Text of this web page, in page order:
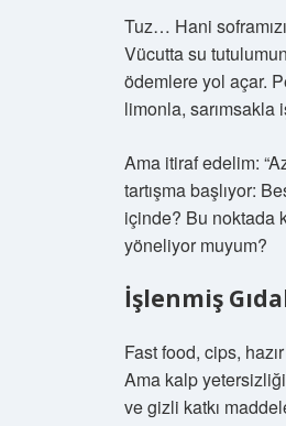
Tuz… Hani
Vücutta su
ödemlere yol açar.
limonla, sarımsakla
Ama itiraf edelim:
tartışma başlıyor:
içinde? Bu noktada
yöneliyor muyum?
İşlenmiş
Fast food, cips,
Ama kalp
ve gizli katkı